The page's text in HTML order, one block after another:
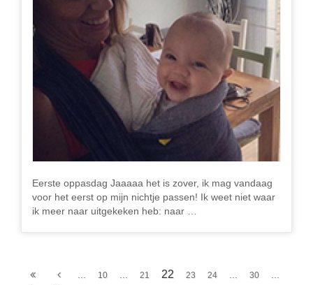
Eerste oppasdag Jaaaaa het is zover, ik mag vandaag
voor het eerst op mijn nichtje passen! Ik weet niet waar
ik meer naar uitgekeken heb: naar …
10 21 22 23 24 30